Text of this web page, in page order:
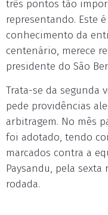
três pontos tão
representando. Este
conhecimento da
centenário, merece
presidente do São
Trata-se da segunda
pede providências
arbitragem. No mês
foi adotado, tendo
marcados contra a
Paysandu, pela
rodada.